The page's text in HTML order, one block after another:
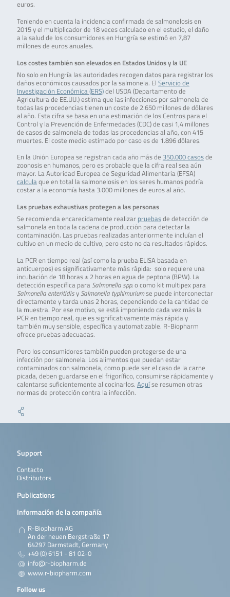
euros.
Teniendo en cuenta la incidencia confirmada de salmonelosis en
2015 y el multiplicador de 18 veces calculado en el estudio, el daño
a la salud de los consumidores en Hungría se estimó en 7,87
millones de euros anuales.
Los costes también son elevados en Estados Unidos y la UE
No solo en Hungría las autoridades recogen datos para registrar los
daños económicos causados por la salmonela. El Servicio de
Investigación Económica (ERS)del USDA (Departamento de
Agricultura de EE.UU.) estima que las infecciones por salmonela de
todas las procedencias tienen un coste de 2.650 millones de dólares
al año. Esta cifra se basa en una estimación de los Centros para el
Control y la Prevención de Enfermedades (CDC) de casi 1,4 millones
de casos de salmonela de todas las procedencias al año, con 415
muertes. El coste medio estimado por caso es de 1.896 dólares.
En la Unión Europea se registran cada año más de 350.000 casosde
zoonosis en humanos, pero es probable que la cifra real sea aún
mayor. La Autoridad Europea de Seguridad Alimentaria (EFSA)
calculaque en total la salmonelosis en los seres humanos podría
costar a la economía hasta 3.000 millones de euros al año.
Las pruebas exhaustivas protegen a las personas
Se recomienda encarecidamente realizar pruebasde detección de
salmonela en toda la cadena de producción para detectar la
contaminación. Las pruebas realizadas anteriormente incluían el
cultivo en un medio de cultivo, pero esto no da resultados rápidos.
La PCR en tiempo real (así como la prueba ELISA basada en
anticuerpos) es significativamente más rápida: solo requiere una
incubación de 18 horas ± 2 horas en agua de peptona (BPW). La
detección específica para Salmonella spp.o como kit multipex para
Salmonella enteritidisy Salmonella typhimuriumse puede interconectar
directamente y tarda unas 2 horas, dependiendo de la cantidad de
la muestra. Por ese motivo, se está imponiendo cada vez más la
PCR en tiempo real, que es significativamente más rápida y
también muy sensible, específica y automatizable. R-Biopharm
ofrece pruebas adecuadas.
Pero los consumidores también pueden protegerse de una
infección por salmonela. Los alimentos que puedan estar
contaminados con salmonela, como puede ser el caso de la carne
picada, deben guardarse en el frigorífico, consumirse rápidamente y
calentarse suficientemente al cocinarlos. Aquíse resumen otras
normas de protección contra la infección.
Support
Contacto
Distributors
Publications
Información de la compañía
R-Biopharm AG
An der neuen Bergstraße 17
64297 Darmstadt, Germany
+49 (0) 6151 - 81 02-0
info@r-biopharm.de
www.r-biopharm.com
Follow us